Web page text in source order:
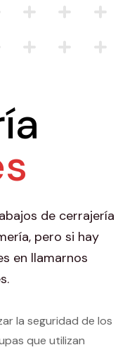
de cerrajería
pero si hay
en llamarnos
la seguridad de los
que utilizan